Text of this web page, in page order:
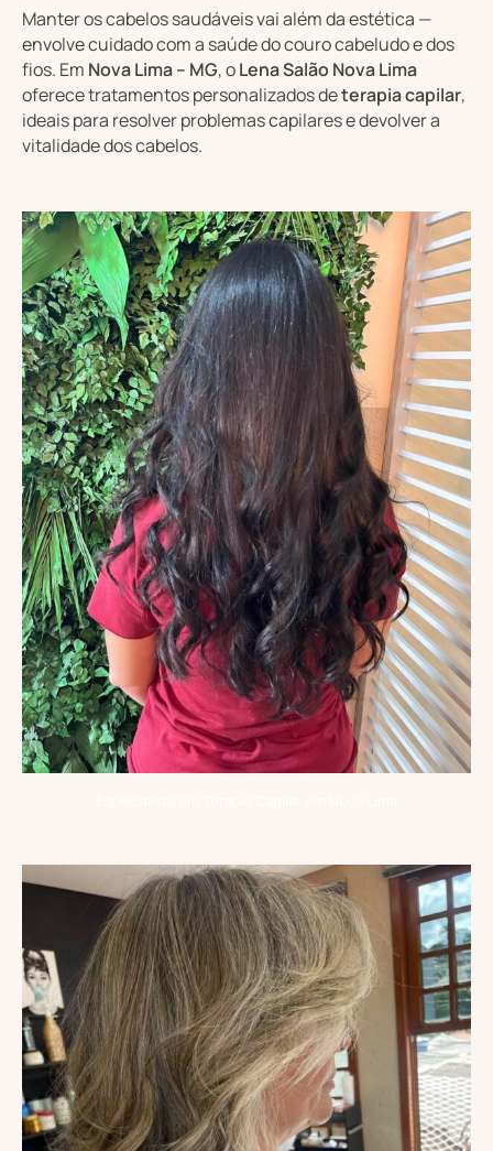
Manter os cabelos saudáveis vai além da estética —
envolve cuidado com a saúde do couro cabeludo e dos
fios. Em Nova Lima – MG, oLena Salão Nova Lima
oferece tratamentos personalizados deterapia capilar,
ideais para resolver problemas capilares e devolver a
vitalidade dos cabelos.